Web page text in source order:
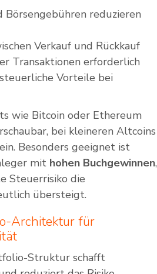
Börsengebühren reduzieren
Verkauf und Rückkauf
Transaktionen erforderlich
Vorteile bei
wie Bitcoin oder Ethereum
bei kleineren Altcoins
Besonders geeignet ist
mit hohen Buchgewinnen,
Steuerrisiko die
übersteigt.
Architektur für
Struktur schafft